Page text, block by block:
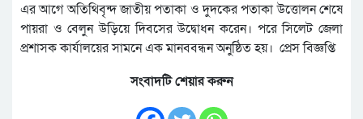
এর আগে অতিথিবৃন্দ জাতীয় পতাকা ও দুদকের পতাকা উত্তোলন শেষে
পায়রা ও বেলুন উড়িয়ে দিবসের উদ্বোধন করেন। পরে সিলেট জেলা
প্রশাসক কার্যালয়ের সামনে এক মানববন্ধন অনুষ্ঠিত হয়। প্রেস বিজ্ঞপ্তি
সংবাদটি শেয়ার করুন